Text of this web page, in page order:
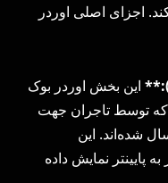
اجزای اصلی اوردر
این بخش اوردر بوک
توسط تاجران جهت
شده‌اند. این
پایینتر نمایش داده